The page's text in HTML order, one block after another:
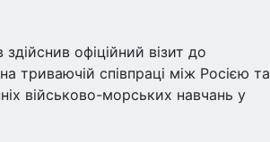
офіційний візит до
триваючій співпраці між Росією та
військово-морських навчань у